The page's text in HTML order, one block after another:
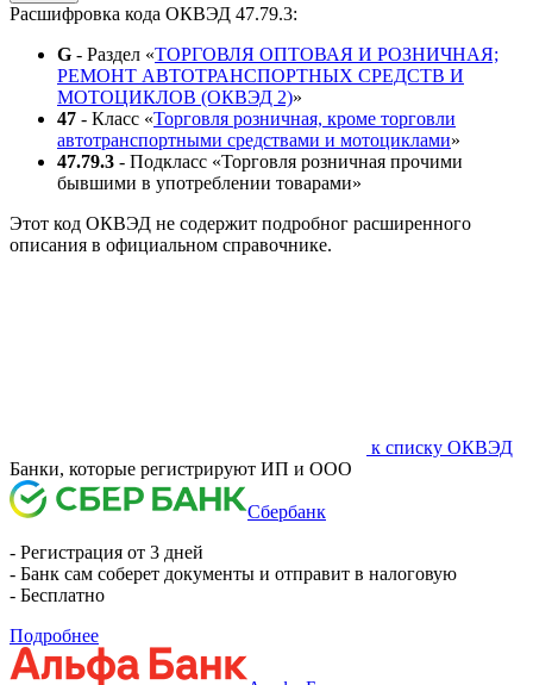
Расшифровка кода ОКВЭД 47.79.3:
G - Раздел «ТОРГОВЛЯ ОПТОВАЯ И РОЗНИЧНАЯ;
РЕМОНТ АВТОТРАНСПОРТНЫХ СРЕДСТВ И
МОТОЦИКЛОВ (ОКВЭД 2)»
47 - Класс «Торговля розничная, кроме торговли
автотранспортными средствами и мотоциклами»
47.79.3 - Подкласс «Торговля розничная прочими
бывшими в употреблении товарами»
Этот код ОКВЭД не содержит подробног расширенного
описания в официальном справочнике.
к списку ОКВЭД
Банки, которые регистрируют ИП и ООО
Сбербанк
- Регистрация от 3 дней
- Банк сам соберет документы и отправит в налоговую
- Бесплатно
Подробнее